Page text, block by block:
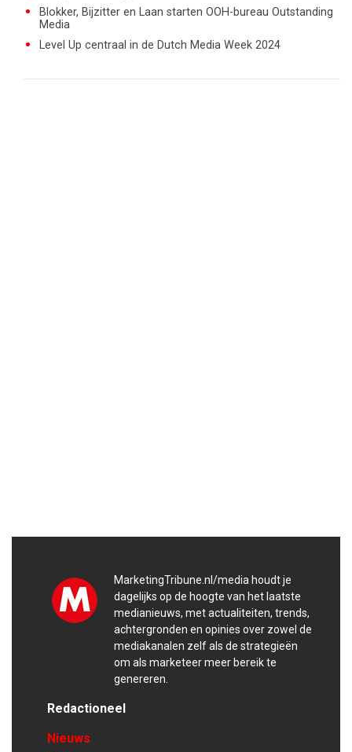
Blokker, Bijzitter en Laan starten OOH-bureau Outstanding
Media
Level Up centraal in de Dutch Media Week 2024
MarketingTribune.nl/media houdt je
dagelijks op de hoogte van het laatste
medianieuws, met actualiteiten, trends,
achtergronden en opinies over zowel de
mediakanalen zelf als de strategieën
om als marketeer meer bereik te
genereren.
Redactioneel
Nieuws